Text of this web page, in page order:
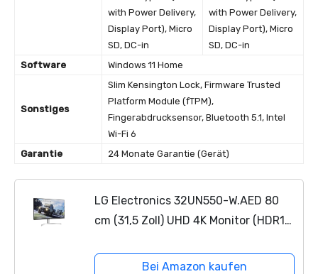
with Power Delivery,
Display Port), Micro
SD, DC-in
with Power Delivery,
Display Port), Micro
SD, DC-in
Software
Windows 11 Home
Sonstiges
Slim Kensington Lock, Firmware Trusted
Platform Module (fTPM),
Fingerabdrucksensor, Bluetooth 5.1, Intel
Wi-Fi 6
Garantie
24 Monate Garantie (Gerät)
LG Electronics 32UN550-W.AED 80
cm (31,5 Zoll) UHD 4K Monitor (HDR10,
weiß, schwarz, 350 cd/m²
Bei Amazon kaufen